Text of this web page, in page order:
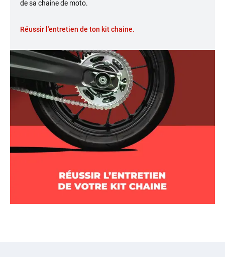
de sa chaine de moto.
Réussir l'entretien de ton kit chaine.